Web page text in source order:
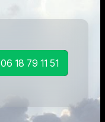
06 18 79 11 51